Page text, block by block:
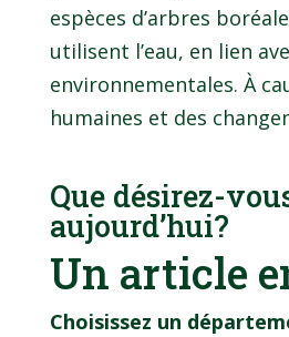
espèces d’arbres
utilisent l’eau, en lien
environnementales. À
humaines et des
Que désirez-
aujourd’hui?
Un article
Choisissez un